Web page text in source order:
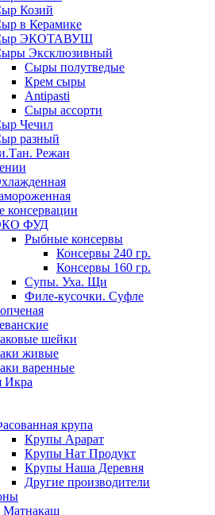
Козий
в Керамике
ЭКОТАВУШ
Эксклюзивный
Сыры полутведые
Крем сыры
Antipasti
Сыры ассорти
Чечил
разный
Режан
консервации
ФУД
Рыбные консервы
Консервы 240 гр.
Консервы 160 гр.
Супы. Уха. Щи
Филе-кусочки. Суфле
шейки
живые
варенные
Икра
крупа
Крупы Арарат
Крупы Нат Продукт
Крупы Наша Деревня
Другие производители
Матнакаш